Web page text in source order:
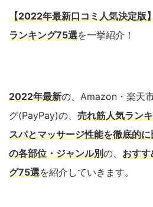
【2022年最新口コミ人気決定版
ランキング75選を一挙紹介！
2022年最新の、Amazon・楽天
グ(PayPay)の、 売れ筋人気ラン
スパとマッサージ性能を徹底的に
の各部位・ジャンル別の、 おす
グ75選を紹介していきます。